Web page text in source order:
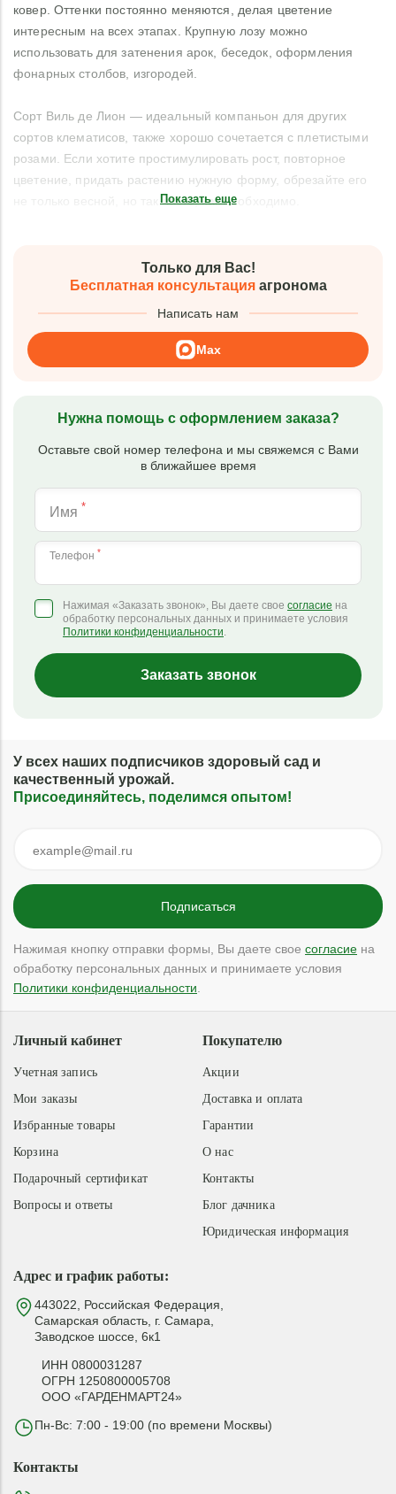
ковер. Оттенки постоянно меняются, делая цветение
интересным на всех этапах. Крупную лозу можно
использовать для затенения арок, беседок, оформления
фонарных столбов, изгородей.
Сорт Виль де Лион — идеальный компаньон для других
сортов клематисов, также хорошо сочетается с плетистыми
розами. Если хотите простимулировать рост, повторное
цветение, придать растению нужную форму, обрезайте его
не только весной, но так часто, как необходимо.
Показать еще
Только для Вас!
Бесплатная консультацияагронома
Написать нам
Max
Нужна помощь с оформлением заказа?
Оставьте свой номер телефона и мы свяжемся с Вами
в ближайшее время
Имя *
Телефон *
Нажимая «Заказать звонок», Вы даете свое согласие на
обработку персональных данных и принимаете условия
Политики конфиденциальности.
Заказать звонок
У всех наших подписчиков здоровый сад и
качественный урожай.
Присоединяйтесь, поделимся опытом!
Нажимая кнопку отправки формы, Вы даете свое согласие на
обработку персональных данных и принимаете условия
Политики конфиденциальности
Адрес и график работы:
443022, Российская Федерация,
Самарская область, г. Самара,
Заводское шоссе, 6к1
ИНН 0800031287
ОГРН 1250800005708
ООО «ГАРДЕНМАРТ24»
Пн-Вс: 7:00 - 19:00 (по времени Москвы)
Покупателю
Акции
Доставка и оплата
Гарантии
О нас
Контакты
Блог дачника
Юридическая информация
Личный кабинет
Учетная запись
Мои заказы
Избранные товары
Корзина
Подарочный сертификат
Вопросы и ответы
Контакты